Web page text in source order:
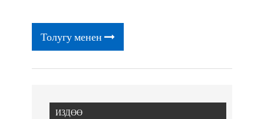
Park'ка 30 миң адам чогулду
Толугу менен
ИЗДӨӨ